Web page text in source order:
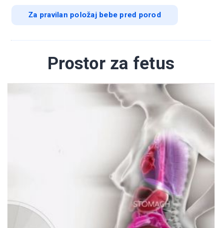
Za pravilan položaj bebe pred porod
Prostor za fetus